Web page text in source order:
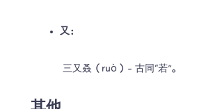
又：
三又叒（ruò）- 古同“若”。